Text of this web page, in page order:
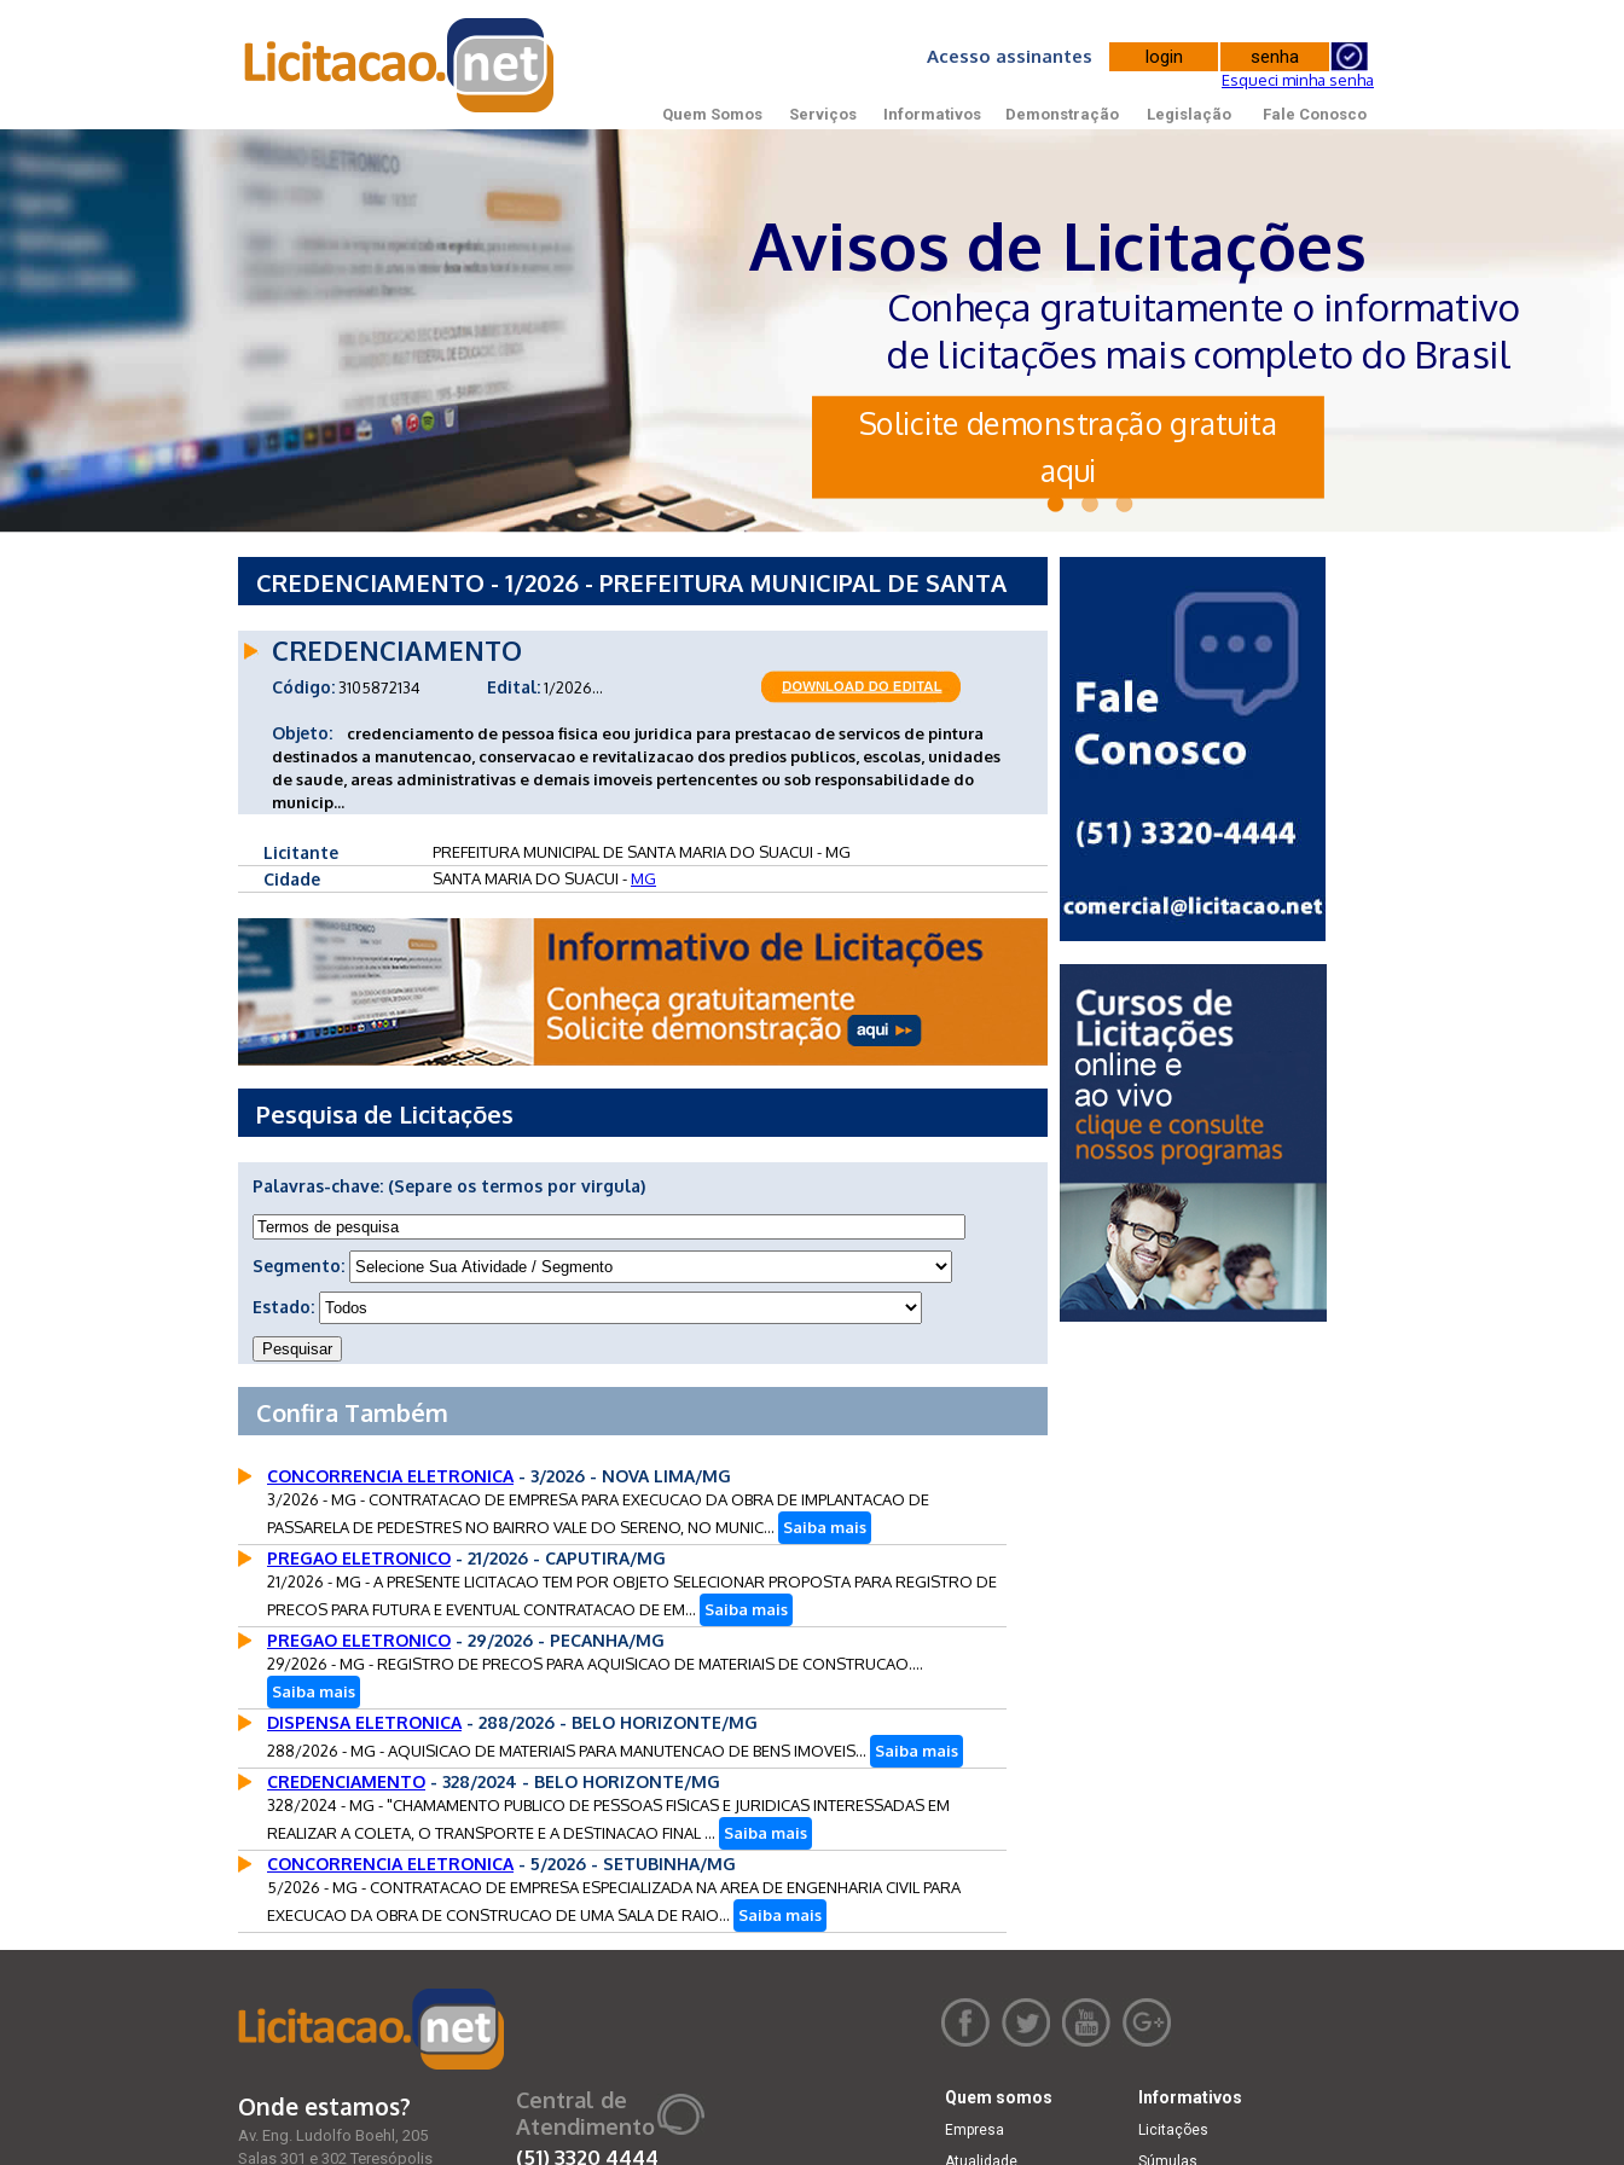
Acesso assinantes
Esqueci minha senha
Quem Somos Serviços Informativos Demonstração Legislação Fale Conosco
Avisos de Licitações
Conheça gratuitamente o informativo
de licitações mais completo do Brasil
Solicite demonstração gratuita
aqui
CREDENCIAMENTO - 1/2026 - PREFEITURA MUNICIPAL DE SANTA
CREDENCIAMENTO
Código:3105872134 Edital:1/2026...
Objeto:
credenciamento de pessoa fisica eou juridica para prestacao de servicos de pintura
destinados a manutencao, conservacao e revitalizacao dos predios publicos, escolas, unidades
de saude, areas administrativas e demais imoveis pertencentes ou sob responsabilidade do
municip...
Licitante PREFEITURA MUNICIPAL DE SANTA MARIA DO SUACUI - MG
Cidade SANTA MARIA DO SUACUI -MG
Pesquisa de Licitações
Palavras-chave: (Separe os termos por virgula)
Segmento:
Estado:
Confira Também
CONCORRENCIA ELETRONICA - 3/2026 - NOVA LIMA/MG
3/2026 - MG - CONTRATACAO DE EMPRESA PARA EXECUCAO DA OBRA DE IMPLANTACAO DE
PASSARELA DE PEDESTRES NO BAIRRO VALE DO SERENO, NO MUNIC... Saiba mais
PREGAO ELETRONICO - 21/2026 - CAPUTIRA/MG
21/2026 - MG - A PRESENTE LICITACAO TEM POR OBJETO SELECIONAR PROPOSTA PARA REGISTRO DE
PRECOS PARA FUTURA E EVENTUAL CONTRATACAO DE EM... Saiba mais
PREGAO ELETRONICO - 29/2026 - PECANHA/MG
29/2026 - MG - REGISTRO DE PRECOS PARA AQUISICAO DE MATERIAIS DE CONSTRUCAO....
Saiba mais
DISPENSA ELETRONICA - 288/2026 - BELO HORIZONTE/MG
288/2026 - MG - AQUISICAO DE MATERIAIS PARA MANUTENCAO DE BENS IMOVEIS... Saiba mais
CREDENCIAMENTO - 328/2024 - BELO HORIZONTE/MG
328/2024 - MG - "CHAMAMENTO PUBLICO DE PESSOAS FISICAS E JURIDICAS INTERESSADAS EM
REALIZAR A COLETA, O TRANSPORTE E A DESTINACAO FINAL ... Saiba mais
CONCORRENCIA ELETRONICA - 5/2026 - SETUBINHA/MG
5/2026 - MG - CONTRATACAO DE EMPRESA ESPECIALIZADA NA AREA DE ENGENHARIA CIVIL PARA
EXECUCAO DA OBRA DE CONSTRUCAO DE UMA SALA DE RAIO... Saiba mais
Onde estamos?
Av. Eng. Ludolfo Boehl, 205
Salas 301 e 302 Teresópolis
Central de
Atendimento
(51)3320 4444
Quem somos
Empresa
Atualidade
Informativos
Licitações
Súmulas